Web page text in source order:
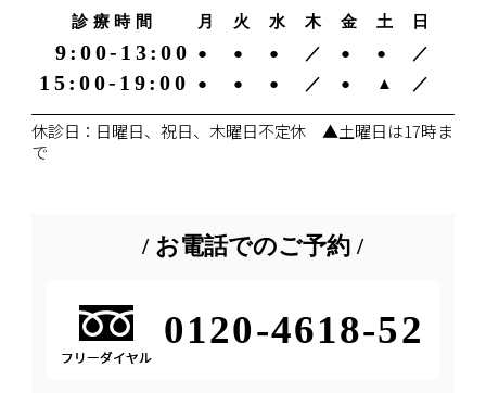
診療時間 月 火 水 木 金 土 日
9:00-13:00 ● ● ● ／ ● ● ／
15:00-19:00 ● ● ● ／ ● ▲ ／
休診日：日曜日、祝日、木曜日不定休 ▲土曜日は17時ま
で
/ お電話でのご予約 /
0120-4618-52